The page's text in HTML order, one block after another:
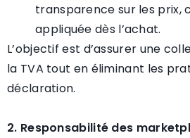
transparence sur les prix,
appliquée dès l’achat.
L’objectif est d’assurer une
la TVA tout en éliminant les
déclaration.
2. Responsabilité des